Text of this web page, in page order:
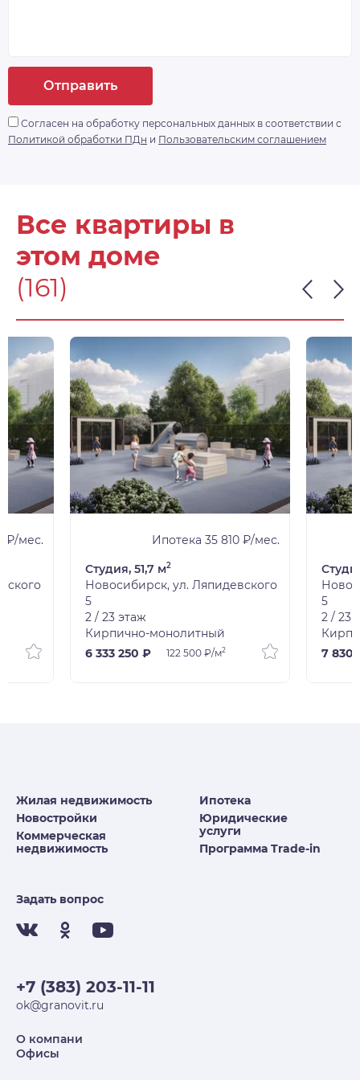
системой видеонаблюдения, а ворота в
паркинг будут открываться дистанционно.
https://drive. google.
com/drive/folders/
Отправить
Согласен на обработку персональных данных в соответствии с
Политикой обработки ПДн и Пользовательским соглашением
Все квартиры в
этом доме
(161)
₽/мес.
Ипотека 35 810 ₽/мес.
Студия, 51,7 м2
Новосибирск, ул. Ляпидевского
5
2 / 23 этаж
Кирпично-монолитный
6 333 250 ₽
122 500 ₽/м2
5
2 / 23
7 830
Жилая недвижимость
Новостройки
Коммерческая
недвижимость
Ипотека
Юридические
услуги
Программа Trade-in
Задать вопрос
+7 (383) 203-11-11
ok@granovit.ru
О компани
Офисы